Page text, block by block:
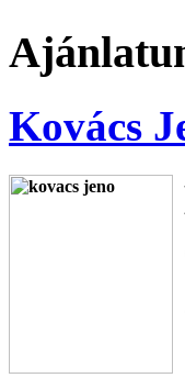
Kovács